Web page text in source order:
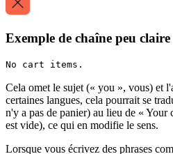
Exemple de chaîne peu claire
Cela omet le sujet (« you », vous) et
certaines langues, cela pourrait se
n'y a pas de panier) au lieu de « Your
est vide), ce qui en modifie le sens.
Lorsque vous écrivez des phrases